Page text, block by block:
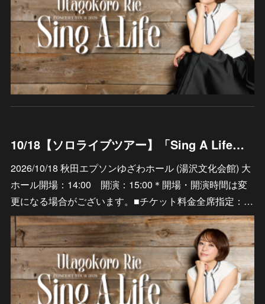
10/18【ソロライブツアー】「Sing A Life」 秋田エプソンゆざわホール (湯沢文化会館) 大ホール
2026/10/18 秋田エプソンゆざわホール (湯沢文化会館) 大
ホール開場：14:00 開演：15:00＊開場・開演時間は変
更になる場合がございます。■チケット料金全席指定：…